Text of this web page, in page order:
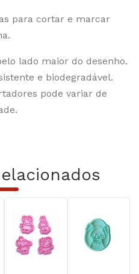
para cortar e marcar
lado maior do desenho.
e biodegradável.
pode variar de